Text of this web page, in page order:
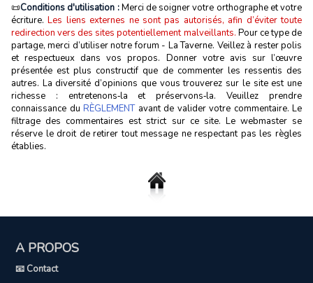
📜Conditions d'utilisation :Merci de soigner votre orthographe et votre
écriture.Les liens externes ne sont pas autorisés, afin d’éviter toute
redirection vers des sites potentiellement malveillants. Pour ce type de
partage, merci d’utiliser notre forum - La Taverne. Veillez à rester polis
et respectueux dans vos propos. Donner votre avis sur l’œuvre
présentée est plus constructif que de commenter les ressentis des
autres. La diversité d’opinions que vous trouverez sur le site est une
richesse : entretenons‑la et préservons‑la. Veuillez prendre
connaissance du RÈGLEMENTavant de valider votre commentaire. Le
filtrage des commentaires est strict sur ce site. Le webmaster se
réserve le droit de retirer tout message ne respectant pas les règles
établies.
A PROPOS
📧 Contact